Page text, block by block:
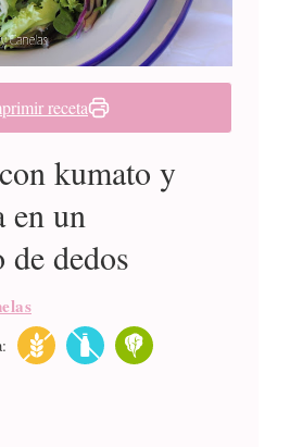
receta
kumato y
en un
de dedos